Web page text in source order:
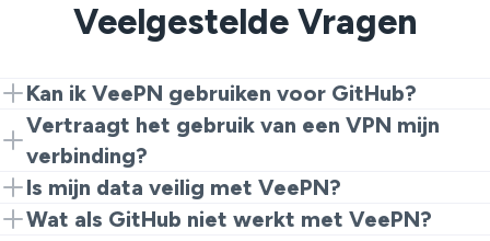
Veelgestelde Vragen
Kan ik VeePN gebruiken voor GitHub?
Absoluut! Verbind met VeePN om je verbinding te
beveiligen en GitHub naadloos vanaf overal te
benaderen.
Vertraagt het gebruik van een VPN mijn
verbinding?
Hoewel sommige VPN's je kunnen vertragen, is
VeePN geoptimaliseerd voor hoge snelheid, wat een
Is mijn data veilig met VeePN?
Ja, VeePN maakt gebruik van sterke
Wat als GitHub niet werkt met VeePN?